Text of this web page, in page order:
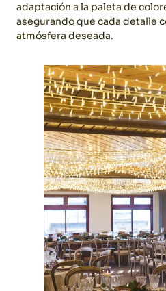
adaptación a la paleta de
asegurando que cada detalle
atmósfera deseada.